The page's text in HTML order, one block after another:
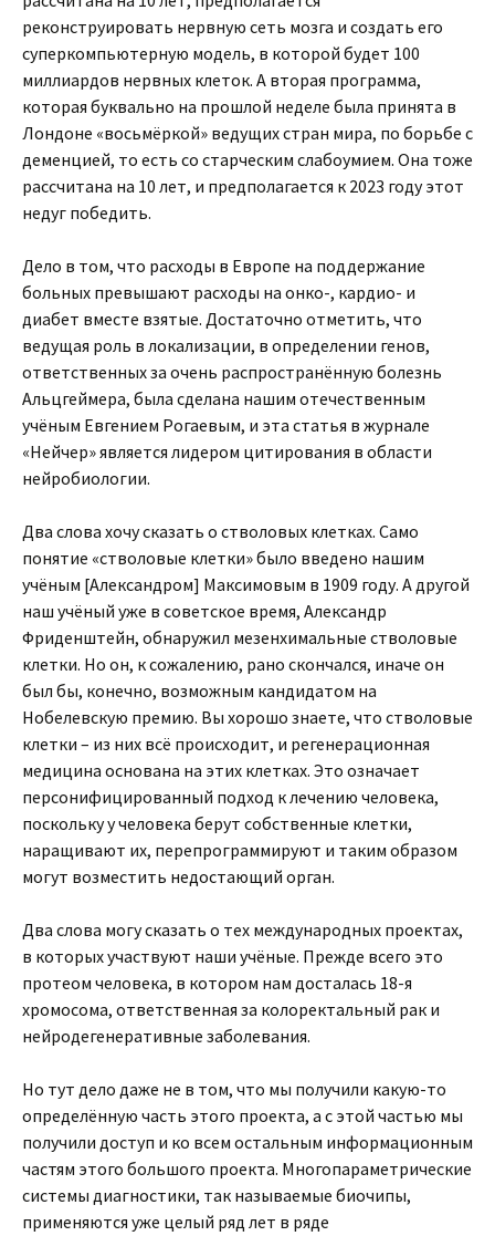
реконструировать нервную сеть мозга и создать его
суперкомпьютерную модель, в которой будет 100
миллиардов нервных клеток. А вторая программа,
которая буквально на прошлой неделе была принята в
Лондоне «восьмёркой» ведущих стран мира, по борьбе с
деменцией, то есть со старческим слабоумием. Она тоже
рассчитана на 10 лет, и предполагается к 2023 году этот
недуг победить.
Дело в том, что расходы в Европе на поддержание
больных превышают расходы на онко-, кардио- и
диабет вместе взятые. Достаточно отметить, что
ведущая роль в локализации, в определении генов,
ответственных за очень распространённую болезнь
Альцгеймера, была сделана нашим отечественным
учёным Евгением Рогаевым, и эта статья в журнале
«Нейчер» является лидером цитирования в области
нейробиологии.
Два слова хочу сказать о стволовых клетках. Само
понятие «стволовые клетки» было введено нашим
учёным [Александром] Максимовым в 1909 году. А другой
наш учёный уже в советское время, Александр
Фриденштейн, обнаружил мезенхимальные стволовые
клетки. Но он, к сожалению, рано скончался, иначе он
был бы, конечно, возможным кандидатом на
Нобелевскую премию. Вы хорошо знаете, что стволовые
клетки – из них всё происходит, и регенерационная
медицина основана на этих клетках. Это означает
персонифицированный подход к лечению человека,
поскольку у человека берут собственные клетки,
наращивают их, перепрограммируют и таким образом
могут возместить недостающий орган.
Два слова могу сказать о тех международных проектах,
в которых участвуют наши учёные. Прежде всего это
протеом человека, в котором нам досталась 18-я
хромосома, ответственная за колоректальный рак и
нейродегенеративные заболевания.
Но тут дело даже не в том, что мы получили какую-то
определённую часть этого проекта, а с этой частью мы
получили доступ и ко всем остальным информационным
частям этого большого проекта. Многопараметрические
системы диагностики, так называемые биочипы,
применяются уже целый ряд лет в ряде